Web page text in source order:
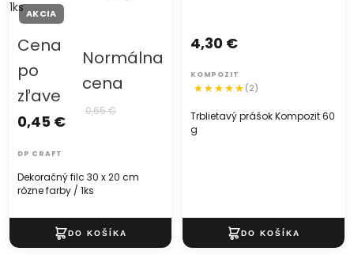
1ksAKCIA
Dekoračný filc 30 x 20 cm
rôzne farby / 1ks
Cena
po
zľave
0,45 €
Normálna
cena
0,65 €
DP CRAFT
Trblietavý prášok Kompozit 60
g
4,30 €
KOMPOZIT
(2)